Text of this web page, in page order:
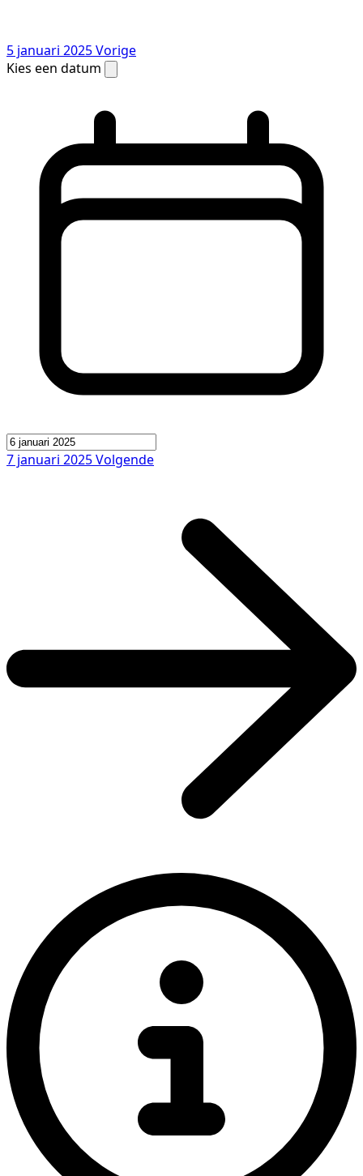
5 januari 2025Vorige
Kies een datum
7 januari 2025Volgende